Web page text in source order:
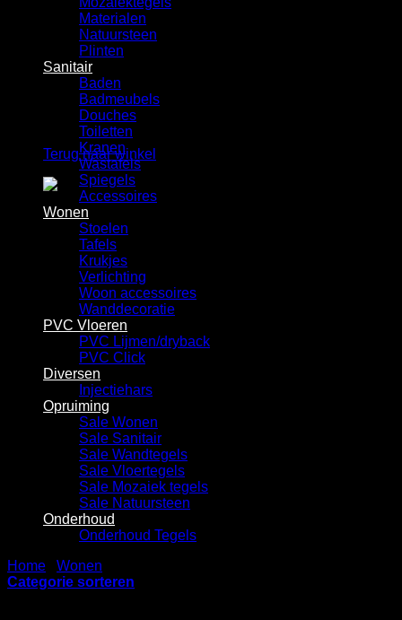
Winkelwagen
Geen producten in de winkelwagen.
Terug naar winkel
Materialen
Natuursteen
Plinten
Sanitair
Baden
Badmeubels
Douches
Toiletten
Kranen
Wastafels
Spiegels
Accessoires
Wonen
Stoelen
Tafels
Krukjes
Verlichting
Woon accessoires
Wanddecoratie
PVC Vloeren
PVC Lijmen/dryback
PVC Click
Diversen
Injectiehars
Opruiming
Sale Wonen
Sale Sanitair
Sale Wandtegels
Sale Vloertegels
Sale Mozaiek tegels
Sale Natuursteen
Onderhoud
Onderhoud Tegels
Home
Wonen
Categorie sorteren